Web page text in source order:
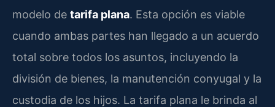
modelo de tarifa plana. Esta opción es viable
cuando ambas partes han llegado a un acuerdo
total sobre todos los asuntos, incluyendo la
división de bienes, la manutención conyugal y la
custodia de los hijos. La tarifa plana le brinda al